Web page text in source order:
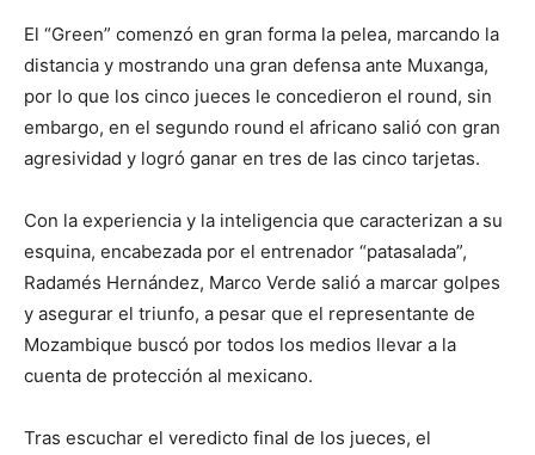
El “Green” comenzó en gran forma la pelea, marcando la
distancia y mostrando una gran defensa ante Muxanga,
por lo que los cinco jueces le concedieron el round, sin
embargo, en el segundo round el africano salió con gran
agresividad y logró ganar en tres de las cinco tarjetas.
Con la experiencia y la inteligencia que caracterizan a su
esquina, encabezada por el entrenador “patasalada”,
Radamés Hernández, Marco Verde salió a marcar golpes
y asegurar el triunfo, a pesar que el representante de
Mozambique buscó por todos los medios llevar a la
cuenta de protección al mexicano.
Tras escuchar el veredicto final de los jueces, el